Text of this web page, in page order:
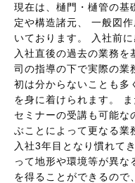
現在は、樋門・樋管の基
定や構造諸元、 一般図
いております。 入社前
入社直後の過去の業務
司の指導の下で実際の業
初は分からないことも多
を身に着けられます。
セミナーの受講も可能な
ぶことによって更なる業
入社3年目となり慣れて
って地形や環境等が異
を得ることができるので